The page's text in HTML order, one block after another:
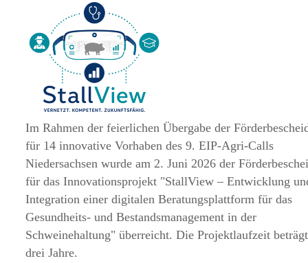
Im Rahmen der feierlichen Übergabe der
für 14 innovative Vorhaben des 9. EIP-Agri-Calls
Niedersachsen wurde am 2. Juni 2026 der
für das Innovationsprojekt
StallView – Entwicklung
Integration einer digitalen Beratungsplattform für das
Gesundheits- und Bestandsmanagement in der
Schweinehaltung
überreicht. Die Projektlaufzeit beträgt
drei Jahre.